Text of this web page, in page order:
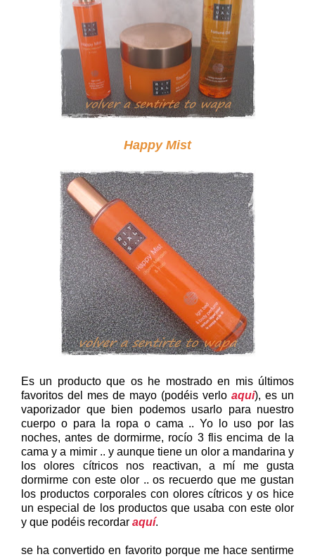
Happy Mist
Es un producto que os he mostrado en mis últimos
favoritos del mes de mayo (podéis verlo aqui), es un
vaporizador que bien podemos usarlo para nuestro
cuerpo o para la ropa o cama .. Yo lo uso por las
noches, antes de dormirme, rocío 3 flis encima de la
cama y a mimir .. y aunque tiene un olor a mandarina y
los olores cítricos nos reactivan, a mí me gusta
dormirme con este olor .. os recuerdo que me gustan
los productos corporales con olores cítricos y os hice
un especial de los productos que usaba con este olor
y que podéis recordar aquí.
se ha convertido en favorito porque me hace sentirme